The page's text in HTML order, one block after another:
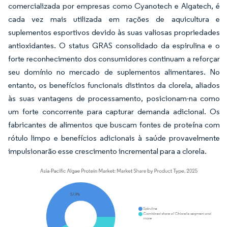
comercializada por empresas como Cyanotech e Algatech, é
cada vez mais utilizada em rações de aquicultura e
suplementos esportivos devido às suas valiosas propriedades
antioxidantes. O status GRAS consolidado da espirulina e o
forte reconhecimento dos consumidores continuam a reforçar
seu domínio no mercado de suplementos alimentares. No
entanto, os benefícios funcionais distintos da clorela, aliados
às suas vantagens de processamento, posicionam-na como
um forte concorrente para capturar demanda adicional. Os
fabricantes de alimentos que buscam fontes de proteína com
rótulo limpo e benefícios adicionais à saúde provavelmente
impulsionarão esse crescimento incremental para a clorela.